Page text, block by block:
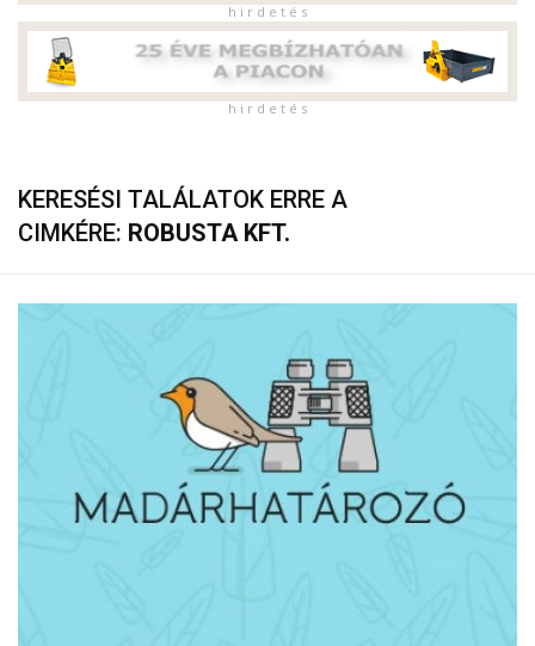
h i r d e t é s
h i r d e t é s
KERESÉSI TALÁLATOK ERRE A
CIMKÉRE: ROBUSTA KFT.